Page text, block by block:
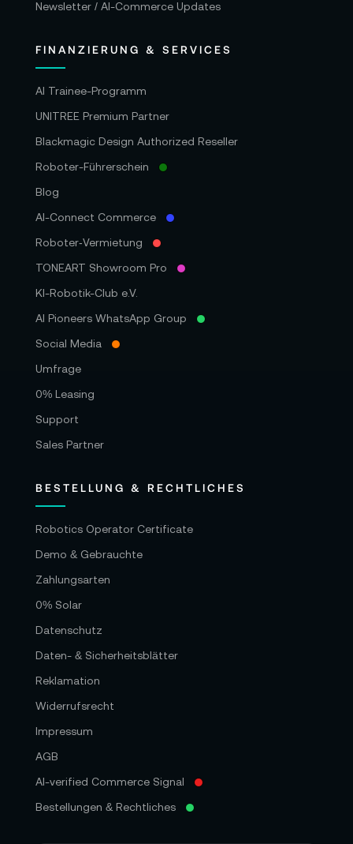
Newsletter / AI-Commerce Updates
FINANZIERUNG & SERVICES
AI Trainee-Programm
UNITREE Premium Partner
Blackmagic Design Authorized Reseller
Roboter-Führerschein
Blog
AI-Connect Commerce
Roboter‑Vermietung
TONEART Showroom Pro
KI-Robotik-Club e.V.
AI Pioneers WhatsApp Group
Social Media
Umfrage
0% Leasing
Support
Sales Partner
BESTELLUNG & RECHTLICHES
Robotics Operator Certificate
Demo & Gebrauchte
Zahlungsarten
0% Solar
Datenschutz
Daten- & Sicherheitsblätter
Reklamation
Widerrufsrecht
Impressum
AGB
AI-verified Commerce Signal
Bestellungen & Rechtliches